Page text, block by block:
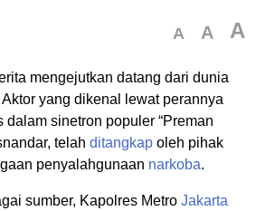
A A A
mengejutkan datang dari dunia
Aktor yang dikenal lewat perannya
dalam sinetron populer “Preman
telah ditangkap oleh pihak
penyalahgunaan narkoba.
sumber, Kapolres Metro Jakarta